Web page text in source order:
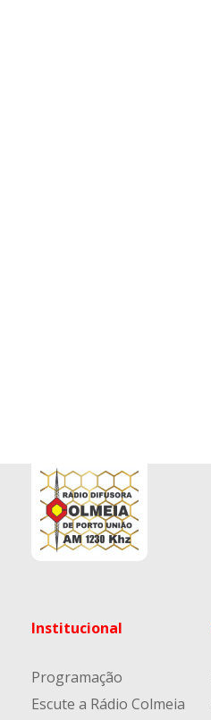
Institucional
Programação
Escute a Rádio Colmeia